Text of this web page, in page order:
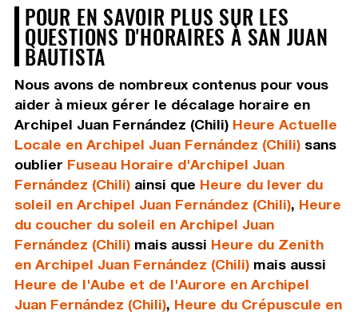
POUR EN SAVOIR PLUS SUR LES
QUESTIONS D'HORAIRES À SAN JUAN
BAUTISTA
Nous avons de nombreux contenus pour vous
aider à mieux gérer le décalage horaire en
Archipel Juan Fernández (Chili) Heure Actuelle
Locale en Archipel Juan Fernández (Chili)sans
oublier Fuseau Horaire d'Archipel Juan
Fernández (Chili)ainsi que Heure du lever du
soleil en Archipel Juan Fernández (Chili), Heure
du coucher du soleil en Archipel Juan
Fernández (Chili)mais aussi Heure du Zenith
en Archipel Juan Fernández (Chili)mais aussi
Heure de l'Aube et de l'Aurore en Archipel
Juan Fernández (Chili), Heure du Crépuscule en